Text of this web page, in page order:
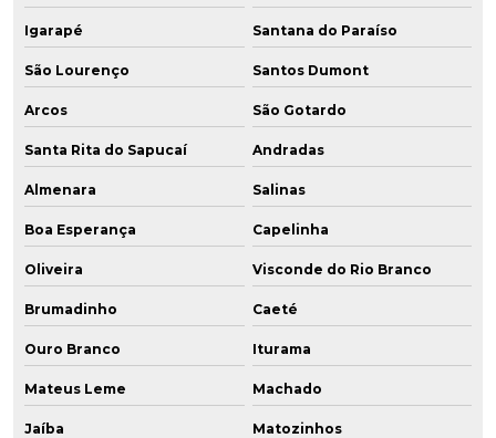
Igarapé Santana do Paraíso
São Lourenço Santos Dumont
Arcos São Gotardo
Santa Rita do Sapucaí Andradas
Almenara Salinas
Boa Esperança Capelinha
Oliveira Visconde do Rio Branco
Brumadinho Caeté
Ouro Branco Iturama
Mateus Leme Machado
Jaíba Matozinhos